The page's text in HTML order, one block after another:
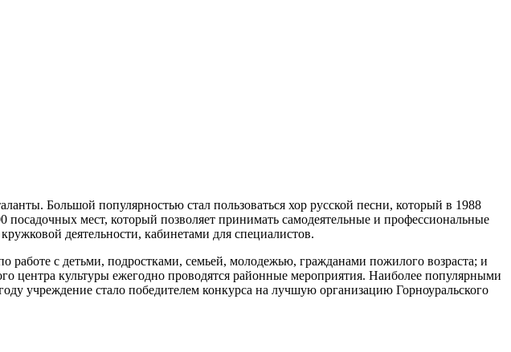
Большой популярностью стал пользоваться хор русской песни, который в 1988
мест, который позволяет принимать самодеятельные и профессиональные
деятельности, кабинетами для специалистов.
работе с детьми, подростками, семьей, молодежью, гражданами пожилого возраста; и
центра культуры ежегодно проводятся районные мероприятия. Наиболее популярными
учреждение стало победителем конкурса на лучшую организацию Горноуральского